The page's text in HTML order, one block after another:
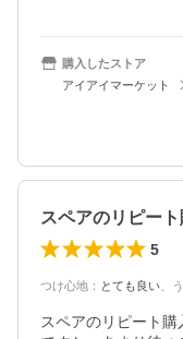
購入したストア
アイアイマーケット
5
つけ心地 ： とても良い
スペアのリピート